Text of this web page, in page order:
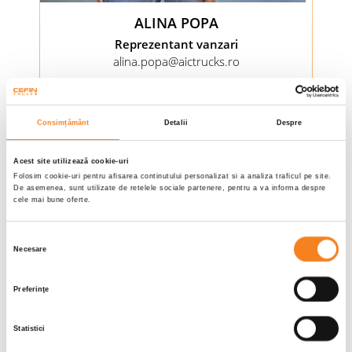
Consimțământ Detalii Despre
Acest site utilizează cookie-uri
Folosim cookie-uri pentru afisarea continutului personalizat si a analiza traficul pe site.
De asemenea, sunt utilizate de retelele sociale partenere, pentru a va informa despre
cele mai bune oferte.
Necesare
Preferinţe
Statistici
ALINA POPA
Reprezentant vanzari
alina.popa@aictrucks.ro